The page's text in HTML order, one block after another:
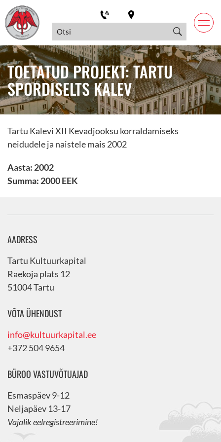
TOETATUD PROJEKT: TARTU
SPORDISELTS KALEV
Tartu Kalevi XII Kevadjooksu korraldamiseks
neidudele ja naistele mais 2002
Aasta: 2002
Summa: 2000 EEK
AADRESS
Tartu Kultuurkapital
Raekoja plats 12
51004 Tartu
VÕTA ÜHENDUST
info@kultuurkapital.ee
+372 504 9654
BÜROO VASTUVÕTUAJAD
Esmaspäev 9-12
Neljapäev 13-17
Vajalik eelregistreerimine!